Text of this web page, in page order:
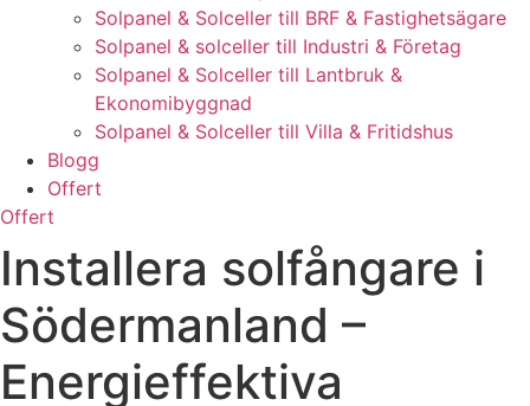
Solpanel & Solceller till BRF & Fastighetsägare
Solpanel & solceller till Industri & Företag
Solpanel & Solceller till Lantbruk &
Ekonomibyggnad
Solpanel & Solceller till Villa & Fritidshus
Blogg
Offert
Offert
Installera solfångare i
Södermanland –
Energieffektiva